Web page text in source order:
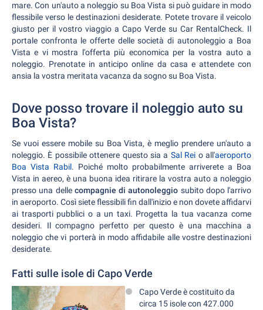
mare. Con un'auto a noleggio su Boa Vista si può guidare in modo
flessibile verso le destinazioni desiderate. Potete trovare il veicolo
giusto per il vostro viaggio a Capo Verde su Car RentalCheck. Il
portale confronta le offerte delle società di autonoleggio a Boa
Vista e vi mostra l'offerta più economica per la vostra auto a
noleggio. Prenotate in anticipo online da casa e attendete con
ansia la vostra meritata vacanza da sogno su Boa Vista.
Dove posso trovare il noleggio auto su
Boa Vista?
Se vuoi essere mobile su Boa Vista, è meglio prendere un'auto a
noleggio. È possibile ottenere questo sia a Sal Rei o all'aeroporto
Boa Vista Rabil. Poiché molto probabilmente arriverete a Boa
Vista in aereo, è una buona idea ritirare la vostra auto a noleggio
presso una delle compagnie di autonoleggio subito dopo l'arrivo
in aeroporto. Così siete flessibili fin dall'inizio e non dovete affidarvi
ai trasporti pubblici o a un taxi. Progetta la tua vacanza come
desideri. Il compagno perfetto per questo è una macchina a
noleggio che vi porterà in modo affidabile alle vostre destinazioni
desiderate.
Fatti sulle isole di Capo Verde
Capo Verde è costituito da
circa 15 isole con 427.000